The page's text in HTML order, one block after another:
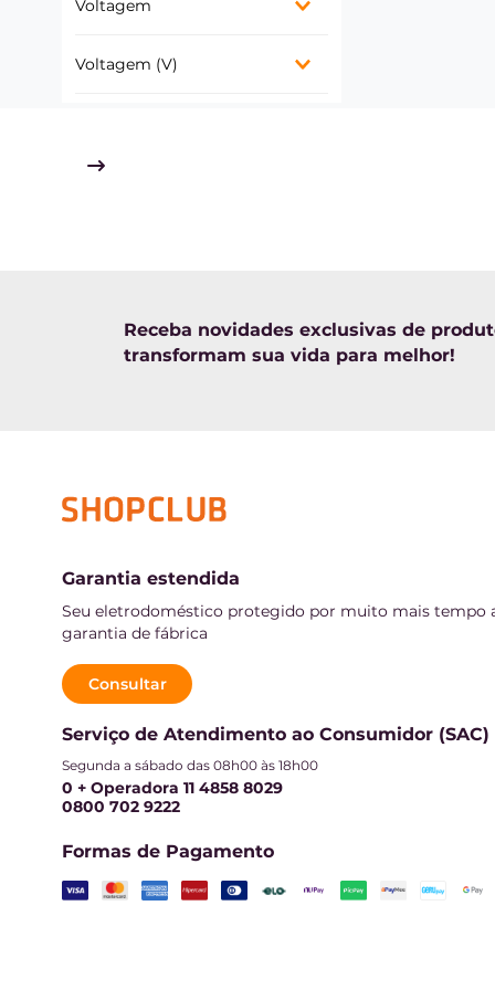
Embutir
Voltagem
220V
Voltagem (V)
Receba novidades exclusivas de
transformam sua vida para melhor!
Garantia estendida
Seu eletrodoméstico protegido por muito mais tempo
garantia de fábrica
Consultar
Serviço de Atendimento ao Consumidor (SAC)
Segunda a sábado das 08h00 às 18h00
0 + Operadora 11 4858 8029
0800 702 9222
Formas de Pagamento